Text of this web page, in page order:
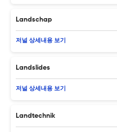
Landschap
저널 상세내용 보기
Landslides
저널 상세내용 보기
Landtechnik